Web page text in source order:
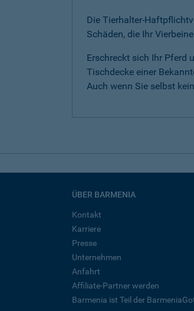
Die Tierhalter-
Schäden, die Ihr
Erschreckt sich Ihr Pferd
Tischdecke einer
Auch wenn Sie selbst
ÜBER BARMENIA
Kontakt
Karriere
Presse
Unternehmen
Anfahrt
Affiliate-Partner werden
Barmenia ist Teil der